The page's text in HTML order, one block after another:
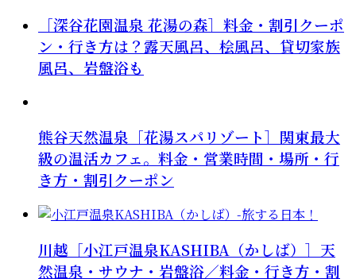
［深谷花園温泉 花湯の森］料金・割引クーポ
ン・行き方は？露天風呂、桧風呂、貸切家族
風呂、岩盤浴も
熊谷天然温泉［花湯スパリゾート］関東最大
級の温活カフェ。料金・営業時間・場所・行
き方・割引クーポン
川越［小江戸温泉KASHIBA（かしば）］天
然温泉・サウナ・岩盤浴／料金・行き方・割